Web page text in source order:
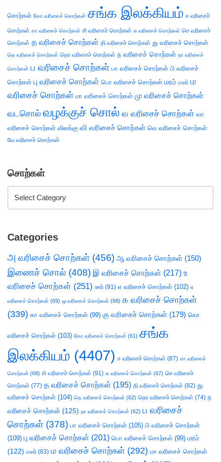
சொற்கள் கோ வரிசைச் சொற்கள் சங்க இலக்கியம் ச வரிசைச்
சொற்கள் சா வரிசைச் சொற்கள் சி வரிசைச் சொற்கள் சு வரிசைச் சொற்கள் செ வரிசைச்
சொற்கள் த வரிசைச் சொற்கள் தி வரிசைச் சொற்கள் து வரிசைச் சொற்கள்
தெ வரிசைச் சொற்கள் தொ வரிசைச் சொற்கள் ந வரிசைச் சொற்கள் நா வரிசைச்
சொற்கள் ப வரிசைச் சொற்கள் பா வரிசைச் சொற்கள் பி வரிசைச்
சொற்கள் பு வரிசைச் சொற்கள் பொ வரிசைச் சொற்கள் மரம் மலர் ம
வரிசைச் சொற்கள் மா வரிசைச் சொற்கள் மு வரிசைச் சொற்கள்
வடசொல் வழக்குச் சொல் வ வரிசைச் சொற்கள் வா
வரிசைச் சொற்கள் விலங்கு வி வரிசைச் சொற்கள் வெ வரிசைச் சொற்கள்
வே வரிசைச் சொற்கள்
சொற்கள்
Categories
அ வரிசைச் சொற்கள் (456) ஆ வரிசைச் சொற்கள் (150)
இணைச் சொல் (408) இ வரிசைச் சொற்கள் (217) உ
வரிசைச் சொற்கள் (251) ஊர் (91) எ வரிசைச் சொற்கள் (102) ஏ
வரிசைச் சொற்கள் (69) ஒ வரிசைச் சொற்கள் (68) க வரிசைச் சொற்கள்
(339) கா வரிசைச் சொற்கள் (99) கு வரிசைச் சொற்கள் (179) கொ
வரிசைச் சொற்கள் (103) கோ வரிசைச் சொற்கள் (61) சங்க
இலக்கியம் (4407) ச வரிசைச் சொற்கள் (87) சா வரிசைச்
சொற்கள் (68) சி வரிசைச் சொற்கள் (91) சு வரிசைச் சொற்கள் (67) செ வரிசைச்
சொற்கள் (77) த வரிசைச் சொற்கள் (195) தி வரிசைச் சொற்கள் (82) து
வரிசைச் சொற்கள் (104) தெ வரிசைச் சொற்கள் (62) தொ வரிசைச் சொற்கள் (74) ந
வரிசைச் சொற்கள் (125) நா வரிசைச் சொற்கள் (62) ப வரிசைச்
சொற்கள் (378) பா வரிசைச் சொற்கள் (105) பி வரிசைச் சொற்கள்
(109) பு வரிசைச் சொற்கள் (201) பொ வரிசைச் சொற்கள் (99) மரம்
(122) மலர் (83) ம வரிசைச் சொற்கள் (292) மா வரிசைச் சொற்கள்